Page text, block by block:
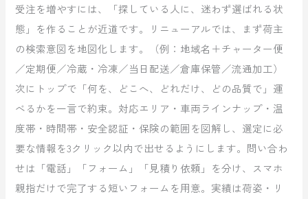
受注を増やすには、「探している人に、迷わず選ばれる状
態」を作ることが近道です。リニューアルでは、まず荷主
の検索意図を地図化します。（例：地域名＋チャーター便
／定期便／冷蔵・冷凍／当日配送／倉庫保管／流通加工）
次にトップで「何を、どこへ、どれだけ、どの品質で」運
べるかを一言で約束。対応エリア・車両ラインナップ・温
度帯・時間帯・安全認証・保険の範囲を図解し、選定に必
要な情報を3クリック以内で出せるようにします。問い合わ
せは「電話」「フォーム」「見積り依頼」を分け、スマホ
親指だけで完了する短いフォームを用意。実績は荷姿・リ